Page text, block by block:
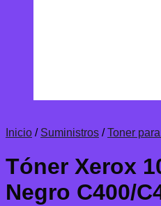
Inicio / Suministros / Toner
Tóner Xerox
Negro C400/